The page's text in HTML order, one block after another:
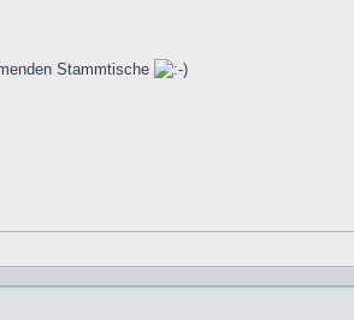
Stammtische